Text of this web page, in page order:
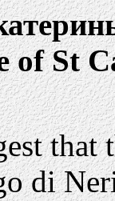
of St
that
di